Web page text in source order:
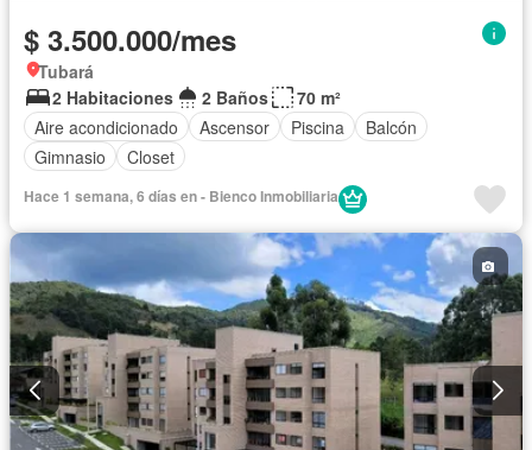
$ 3.500.000/mes
Tubará
2 Habitaciones
2 Baños
70 m²
Aire acondicionado
Ascensor Piscina
Balcón
Gimnasio
Closet
Hace 1 semana, 6 días en - Bienco Inmobiliaria